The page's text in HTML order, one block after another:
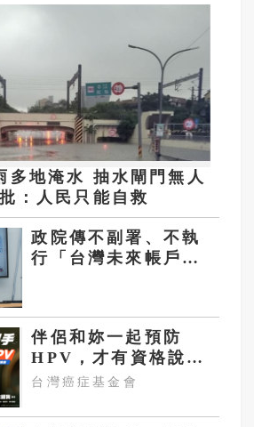
多地淹水 抽水閘門無人
：人民只能自救
政院傳不副署、不執
行「台灣未來帳戶法
伴侶和妳一起預防
HPV，才有資格說愛
妳！
台灣癌症基金會